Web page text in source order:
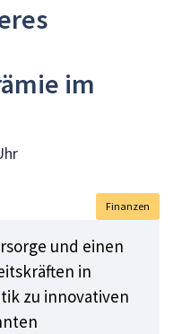
im
Finanzen
und einen
in
zu innovativen